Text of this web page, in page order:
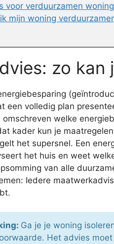
voor verduurzamen woning
mijn woning
zo
een volledig plan
welke
kader kun je
het supersnel. Een
het huis en weet
van alle
Iedere
Ga je je woning
Het advies